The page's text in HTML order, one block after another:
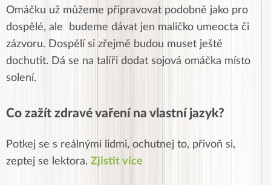
Omáčku už můžeme připravovat podobně jako pro
dospělé, ale budeme dávat jen maličko umeocta či
zázvoru. Dospělí si zřejmě budou muset ještě
dochutit. Dá se na talíři dodat sojová omáčka místo
solení.
Co zažít zdravé vaření na vlastní jazyk?
Potkej se s reálnými lidmi, ochutnej to, přivoň si,
zeptej se lektora. Zjistit více